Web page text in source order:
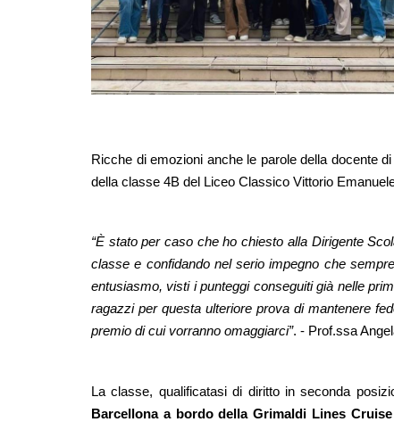
Ricche di emozioni anche le parole della docente
della classe 4B del Liceo Classico Vittorio
“È stato per caso che ho chiesto alla Dirigente
classe e confidando nel serio impegno che
entusiasmo, visti i punteggi conseguiti già nelle
ragazzi per questa ulteriore prova di mantenere
premio di cui vorranno omaggiarci”. - Prof.ssa
La classe, qualificatasi di diritto in seconda
Barcellona a bordo della Grimaldi Lines Cruise